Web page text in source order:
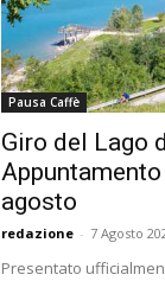
Pausa Caffè
Giro del Lago
agosto
redazione - 7 Agosto
Presentato